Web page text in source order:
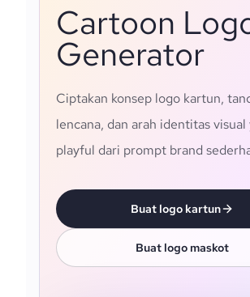
Cartoon
Generator
Ciptakan konsep logo kartun,
lencana, dan arah identitas visual
playful dari prompt brand
Buat logo kartun
Buat logo maskot